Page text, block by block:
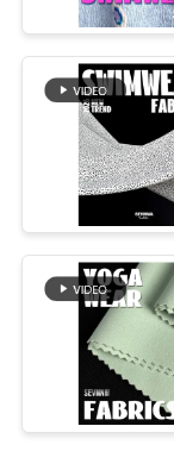
tela
ioga